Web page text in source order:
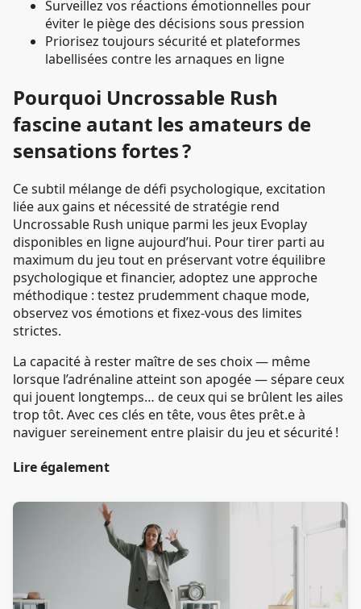
Surveillez vos réactions émotionnelles pour
éviter le piège des décisions sous pression
Priorisez toujours sécurité et plateformes
labellisées contre les arnaques en ligne
Pourquoi Uncrossable Rush
fascine autant les amateurs de
sensations fortes ?
Ce subtil mélange de défi psychologique, excitation
liée aux gains et nécessité de stratégie rend
Uncrossable Rush unique parmi les jeux Evoplay
disponibles en ligne aujourd’hui. Pour tirer parti au
maximum du jeu tout en préservant votre équilibre
psychologique et financier, adoptez une approche
méthodique : testez prudemment chaque mode,
observez vos émotions et fixez-vous des limites
strictes.
La capacité à rester maître de ses choix — même
lorsque l’adrénaline atteint son apogée — sépare ceux
qui jouent longtemps… de ceux qui se brûlent les ailes
trop tôt. Avec ces clés en tête, vous êtes prêt.e à
naviguer sereinement entre plaisir du jeu et sécurité !
Lire également